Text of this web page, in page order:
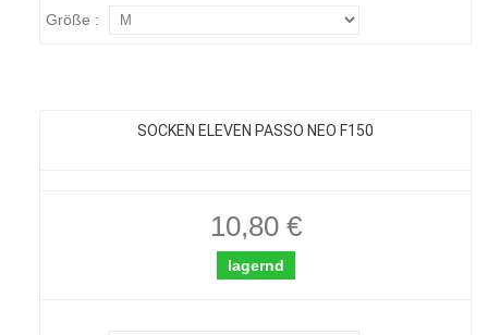
Größe :
SOCKEN ELEVEN PASSO NEO F150
10,80 €
lagernd